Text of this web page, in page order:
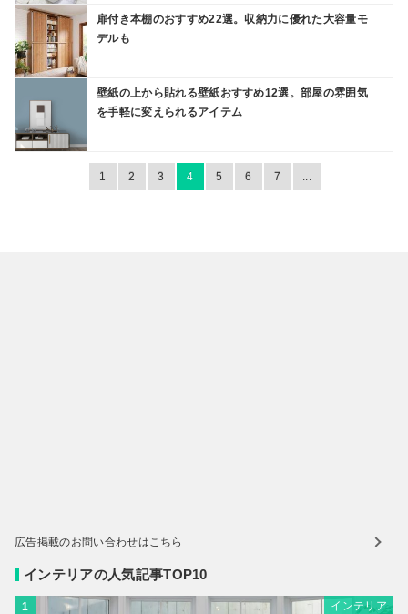
扉付き本棚のおすすめ22選。収納力に優れた大容量モ
デルも
壁紙の上から貼れる壁紙おすすめ12選。部屋の雰囲気
を手軽に変えられるアイテム
1 2 3 4 5 6 7 ...
広告掲載のお問い合わせはこちら
インテリアの人気記事TOP10
1 インテリア